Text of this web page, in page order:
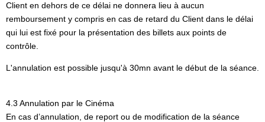
Client en dehors de ce délai ne donnera lieu à aucun
remboursement y compris en cas de retard du Client dans le délai
qui lui est fixé pour la présentation des billets aux points de
contrôle.
L'annulation est possible jusqu'à 30mn avant le début de la séance.
4.3 Annulation par le Cinéma
En cas d’annulation, de report ou de modification de la séance